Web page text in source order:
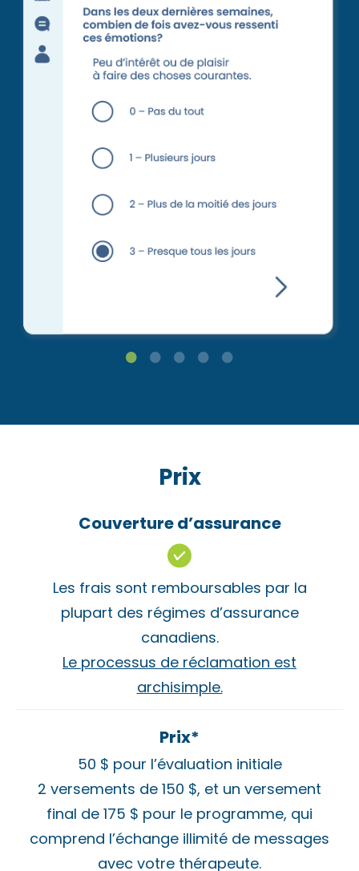
Prix
Couverture d’assurance
Les frais sont remboursables par la
plupart des régimes d’assurance
canadiens.
Le processus de réclamation est
archisimple.
Prix*
50 $ pour l’évaluation initiale
2 versements de 150 $, et un versement
final de 175 $ pour le programme, qui
comprend l’échange illimité de messages
avec votre thérapeute.